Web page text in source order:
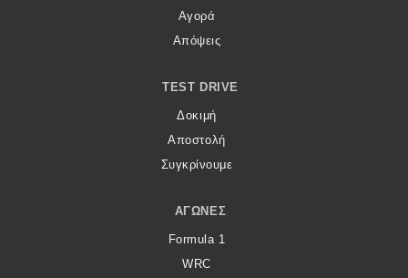
Αγορά
Απόψεις
TEST DRIVE
Δοκιμή
Αποστολή
Συγκρίνουμε
ΑΓΏΝΕΣ
Formula 1
WRC